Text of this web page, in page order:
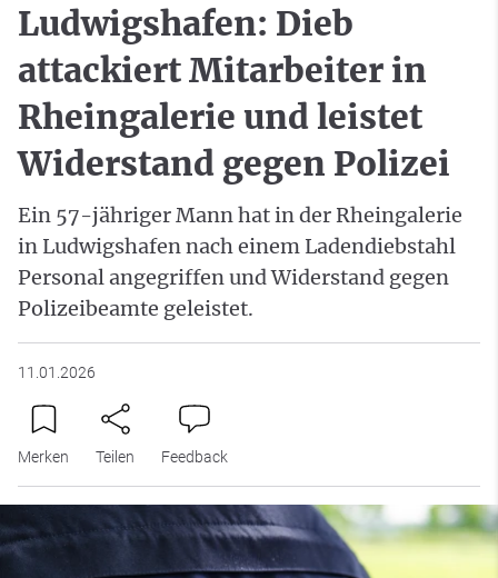
Ludwigshafen: Dieb
attackiert Mitarbeiter in
Rheingalerie und leistet
Widerstand gegen Polizei
Ein 57-jähriger Mann hat in der Rheingalerie
in Ludwigshafen nach einem Ladendiebstahl
Personal angegriffen und Widerstand gegen
Polizeibeamte geleistet.
11.01.2026
Merken Teilen Feedback